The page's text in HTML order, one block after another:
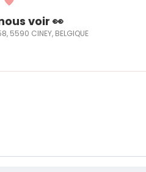
voir 👀
5590 CINEY, BELGIQUE